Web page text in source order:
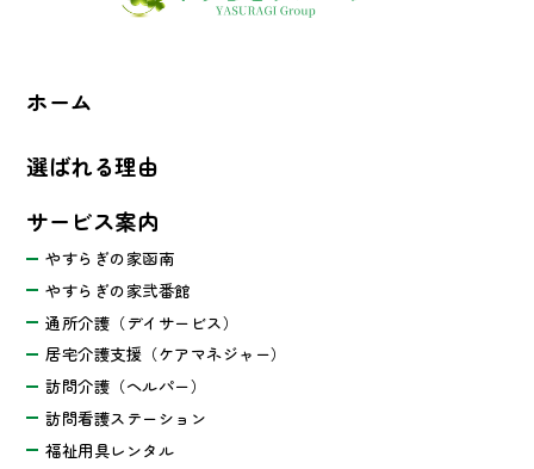
ホーム
選ばれる理由
サービス案内
やすらぎの家函南
やすらぎの家弐番館
通所介護（デイサービス）
居宅介護支援（ケアマネジャー）
訪問介護（ヘルパー）
訪問看護ステーション
福祉用具レンタル